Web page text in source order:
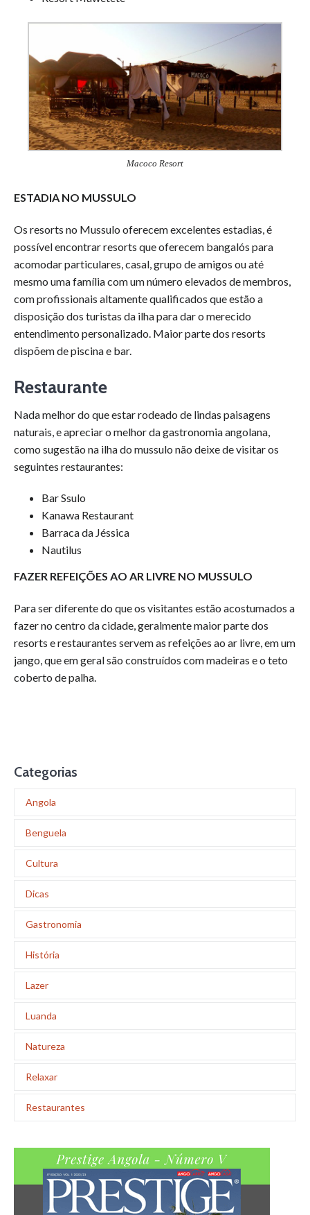
Macoco Resort
ESTADIA NO MUSSULO
Os resorts no Mussulo oferecem excelentes estadias, é
possível encontrar resorts que oferecem bangalós para
acomodar particulares, casal, grupo de amigos ou até
mesmo uma família com um número elevados de membros,
com profissionais altamente qualificados que estão a
disposição dos turistas da ilha para dar o merecido
entendimento personalizado. Maior parte dos resorts
dispõem de piscina e bar.
Restaurante
Nada melhor do que estar rodeado de lindas paisagens
naturais, e apreciar o melhor da gastronomia angolana,
como sugestão na ilha do mussulo não deixe de visitar os
seguintes restaurantes:
Bar Ssulo
Kanawa Restaurant
Barraca da Jéssica
Nautilus
FAZER REFEIÇÕES AO AR LIVRE NO MUSSULO
Para ser diferente do que os visitantes estão acostumados a
fazer no centro da cidade, geralmente maior parte dos
resorts e restaurantes servem as refeições ao ar livre, em um
jango, que em geral são construídos com madeiras e o teto
coberto de palha.
Categorias
Angola
Benguela
Cultura
Dicas
Gastronomia
História
Lazer
Luanda
Natureza
Relaxar
Restaurantes